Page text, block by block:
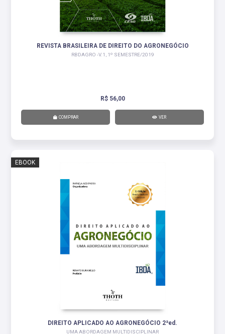
REVISTA BRASILEIRA DE DIREITO DO AGRONEGÓCIO
RBDAGRO -V.1, 1º SEMESTRE/2019
R$ 56,00
COMPRAR VER
EBOOK
DIREITO APLICADO AO AGRONEGÓCIO 2ªed.
UMA ABORDAGEM MULTIDISCIPLINAR